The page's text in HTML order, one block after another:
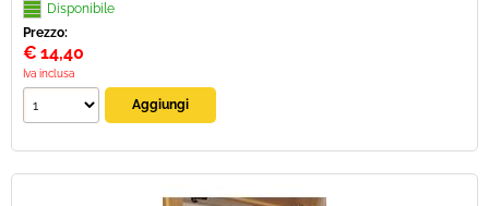
Disponibile
Prezzo:
€ 14,40
Iva inclusa